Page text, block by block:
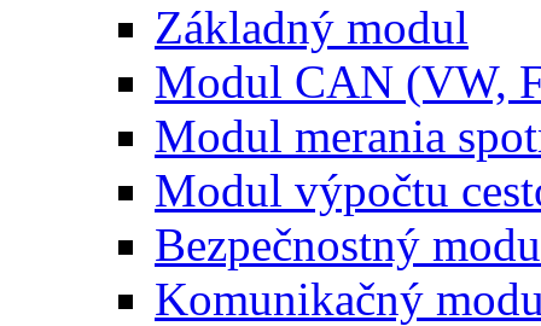
Základný modul
Modul CAN (VW,
Modul merania
Modul výpočtu
Bezpečnostný
Komunikačný